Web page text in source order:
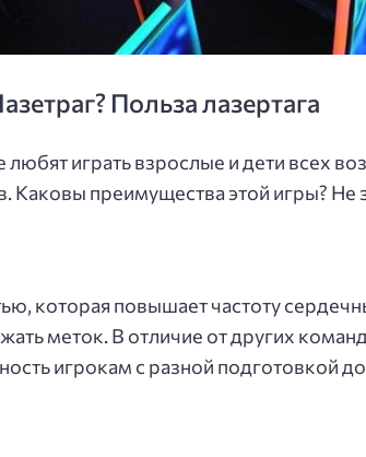
Польза лазертага
любят играть взрослые и дети всех
преимущества этой игры? Не
которая повышает частоту
меток. В отличие от других
игрокам с разной подготовкой